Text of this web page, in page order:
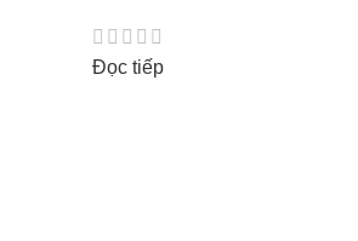
Đọc tiếp